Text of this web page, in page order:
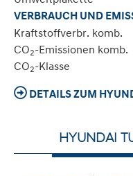
VERBRAUCH UND
Kraftstoffverbr. komb.
CO2-Emissionen komb.
CO2-Klasse
DETAILS ZUM
HYUNDAI